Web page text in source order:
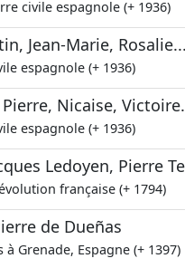
civile espagnole (+ 1936)
Jean-Marie, Rosalie...
espagnole (+ 1936)
Nicaise,
espagnole (+ 1936)
Ledoyen, Pierre
française (+ 1794)
de Dueñas
Grenade, Espagne (+ 1397)